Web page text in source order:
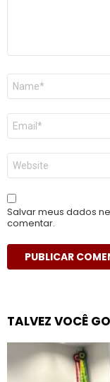
Nome
E-
mail
*
Site
Salvar meus dados
comentar.
TALVEZ VOCÊ